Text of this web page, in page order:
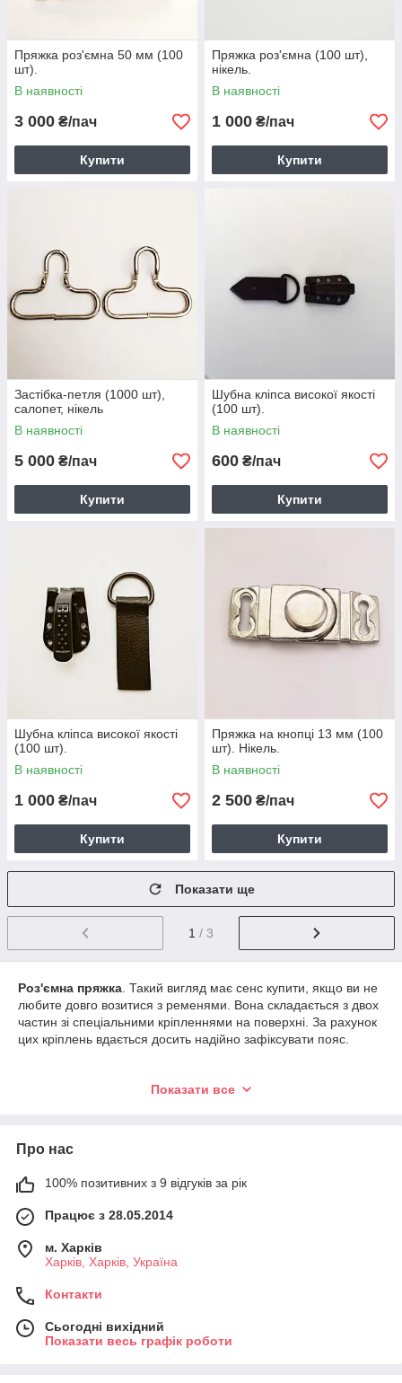
Пряжка роз'ємна 50 мм (100
шт).
В наявності
3 000 ₴/пач
Купити
Пряжка роз'ємна (100 шт),
нікель.
В наявності
1 000 ₴/пач
Купити
Застібка-петля (1000 шт),
салопет, нікель
В наявності
5 000 ₴/пач
Купити
Шубна кліпса високої якості
(100 шт).
В наявності
600 ₴/пач
Купити
Шубна кліпса високої якості
(100 шт).
В наявності
1 000 ₴/пач
Купити
Пряжка на кнопці 13 мм (100
шт). Нікель.
В наявності
2 500 ₴/пач
Купити
Показати ще
1 / 3
Роз'ємна пряжка . Такий вигляд має сенс купити, якщо ви не
любите довго возитися з ременями. Вона складається з двох
частин зі спеціальними кріпленнями на поверхні. За рахунок
цих кріплень вдається досить надійно зафіксувати пояс.
фіксацію даного аксесуара, тобто дозволяє ременя міцно
це виріб представлено в такому широкому асортименті, що
Разьемные Пряжки - унікальна, неймовірно функціональна
гардероба, який виступає в якості надійного фіксатора одягу,
стиль і завершити будь-який образ, починаючи з простого
повсякденного, закінчуючи офісним діловим.
Існує величезний вибір пряжок як для жіночої, так і для
чоловічого ременя. Перші, як правило, розташовані зліва, в
той час як другі - навпаки, праворуч. У свою чергу, отвори
для гвоздика в жіночих моделях знаходяться праворуч, у
Показати все
Про нас
100% позитивних з 9 відгуків за рік
Працює з 28.05.2014
м. Харків
Харків, Харків, Україна
Контакти
Сьогодні вихідний
Показати весь графік роботи